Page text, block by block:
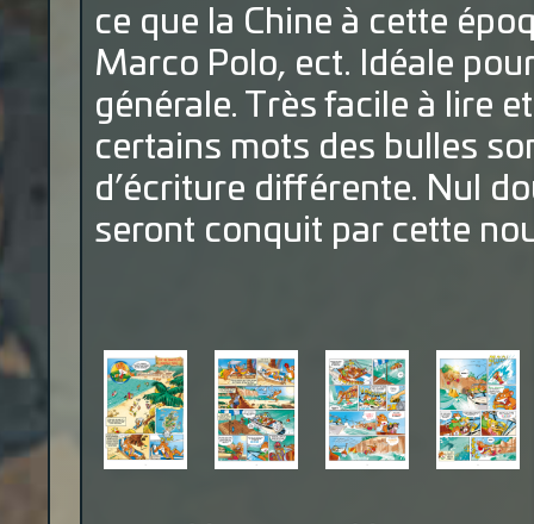
ce que la Chine à cette
Marco Polo, ect. Idéale
générale. Très facile à lire
certains mots des bulles
d’écriture différente. Nul
seront conquit par cette